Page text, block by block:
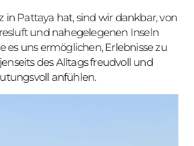
in Pattaya hat, sind wir dankbar, von
und nahegelegenen Inseln
es uns ermöglichen, Erlebnisse zu
des Alltags freudvoll und
anfühlen.